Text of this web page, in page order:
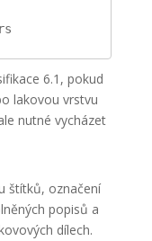
6.1, pokud
lakovou vrstvu
nutné vycházet
štítků, označení
popisů a
dílech.